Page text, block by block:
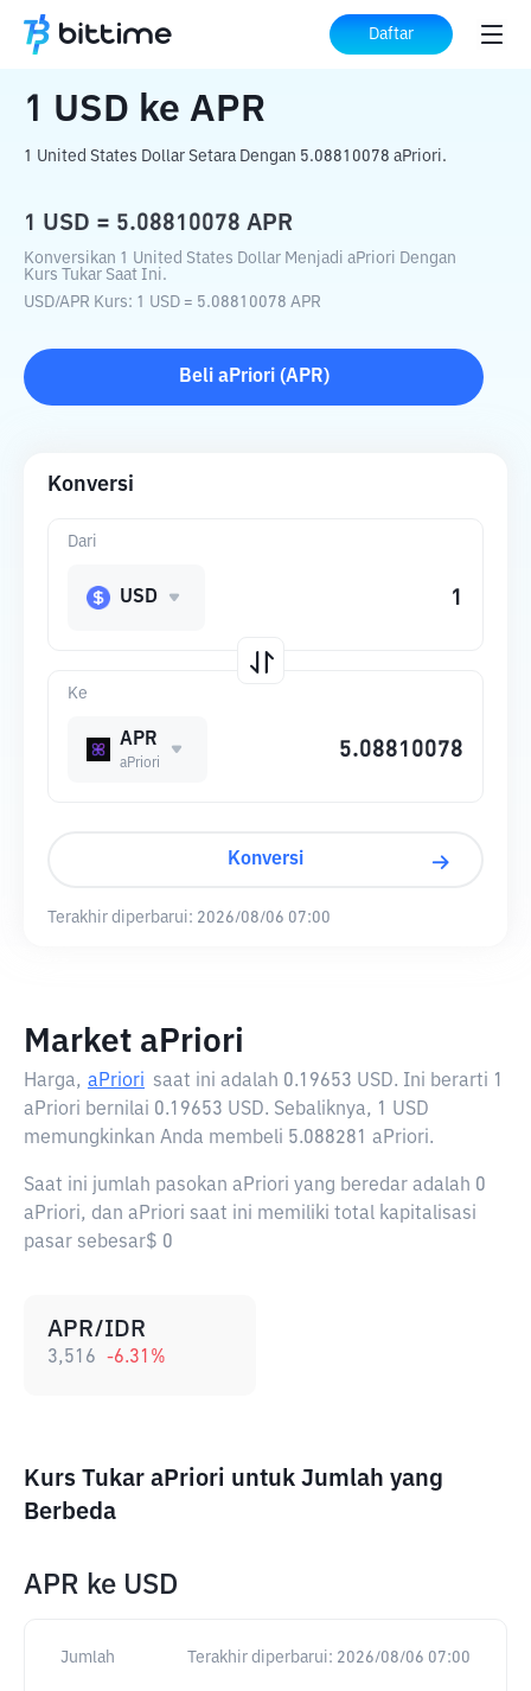
Daftar
Beranda Konverter Kripto ke APR
1 USD ke APR
1 United States Dollar Setara Dengan 5.08810078 aPriori.
1 USD = 5.08810078 APR
Konversikan 1 United States Dollar Menjadi aPriori Dengan
Kurs Tukar Saat Ini.
USD/APR Kurs: 1 USD = 5.08810078 APR
Beli aPriori(APR)
Konversi
Ke
APR
aPriori
Dari
USD
Konversi
Terakhir diperbarui: 2026/08/06 07:00
Market aPriori
Harga, aPriori saat ini adalah 0.19653 USD. Ini berarti 1
aPriori bernilai 0.19653 USD. Sebaliknya, 1 USD
memungkinkan Anda membeli 5.088281 aPriori.
Saat ini jumlah pasokan aPriori yang beredar adalah 0
aPriori, dan aPriori saat ini memiliki total kapitalisasi
pasar sebesar$ 0
APR/IDR
3,516 -6.31 %
Kurs Tukar aPriori untuk Jumlah yang
Berbeda
APR ke USD
Jumlah Terakhir diperbarui: 2026/08/06 07:00